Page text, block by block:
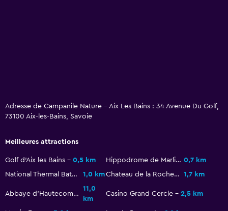
Chambre
Armoire ou placard
Famille
Adresse de Campanile Nature - Aix Les Bains : 34 Avenue Du Golf,
73100 Aix-les-Bains, Savoie
Meilleures attractions
Golf d'Aix les Bains 0,5 km Hippodrome de Marlioz 0,7 km
National Thermal Baths
1,0 km Chateau de la Roche du Roi 1,7 km
Abbaye d'Hautecombe
11,0
km
Casino Grand Cercle 2,5 km